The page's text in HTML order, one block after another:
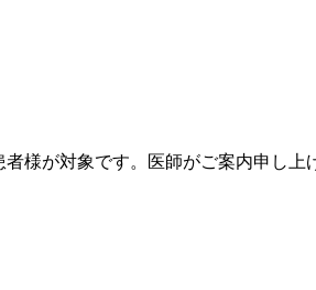
様が対象です。医師がご案内申し